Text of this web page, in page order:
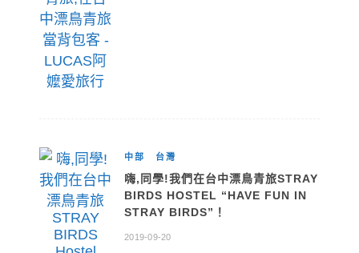
中部 台灣
嗨,同學!我們在台中漂鳥青旅STRAY
BIRDS HOSTEL “HAVE FUN IN
STRAY BIRDS”！
2019-09-20